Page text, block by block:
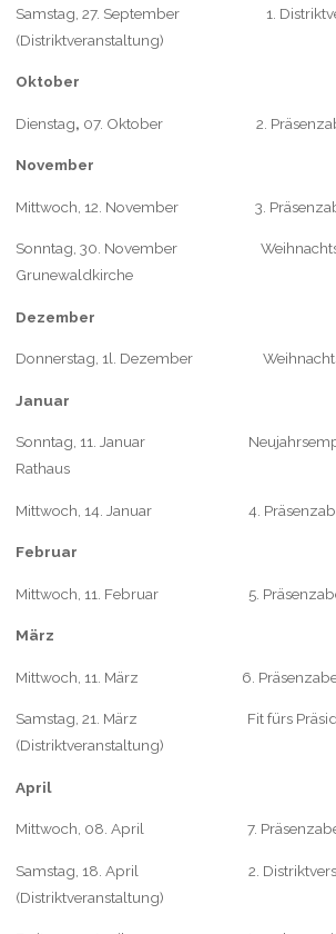
Samstag, 27. September 1.
(Distriktveranstaltung)
Oktober
Dienstag, 07. Oktober 2.
November
Mittwoch, 12. November 3.
Sonntag, 30. November
Grunewaldkirche
Dezember
Donnerstag, 1l. Dezember
Januar
Sonntag, 11. Januar
Rathaus
Mittwoch, 14. Januar 4.
Februar
Mittwoch, 11. Februar 5.
März
Mittwoch, 11. März 6. Präsenzabend
Samstag, 21. März Fit fürs
(Distriktveranstaltung)
April
Mittwoch, 08. April 7. Präsenzabend
Samstag, 18. April 2.
(Distriktveranstaltung)